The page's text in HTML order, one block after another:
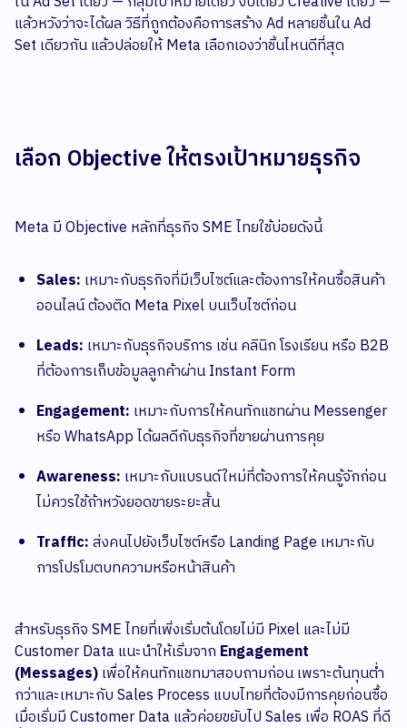
แล้วหวังว่าจะได้ผล วิธีที่ถูกต้องคือการสร้าง Ad หลายชิ้นใน Ad
Set เดียวกัน แล้วปล่อยให้ Meta เลือกเองว่าชิ้นไหนดีที่สุด
เลือก Objective ให้ตรงเป้าหมายธุรกิจ
Meta มี Objective หลักที่ธุรกิจ SME ไทยใช้บ่อยดังนี้
Sales: เหมาะกับธุรกิจที่มีเว็บไซต์และต้องการให้คนซื้อสินค้า
ออนไลน์ ต้องติด Meta Pixel บนเว็บไซต์ก่อน
Leads: เหมาะกับธุรกิจบริการ เช่น คลินิก โรงเรียน หรือ B2B
ที่ต้องการเก็บข้อมูลลูกค้าผ่าน Instant Form
Engagement: เหมาะกับการให้คนทักแชทผ่าน Messenger
หรือ WhatsApp ได้ผลดีกับธุรกิจที่ขายผ่านการคุย
Awareness: เหมาะกับแบรนด์ใหม่ที่ต้องการให้คนรู้จักก่อน
ไม่ควรใช้ถ้าหวังยอดขายระยะสั้น
Traffic:ส่งคนไปยังเว็บไซต์หรือ Landing Page เหมาะกับ
การโปรโมตบทความหรือหน้าสินค้า
สำหรับธุรกิจ SME ไทยที่เพิ่งเริ่มต้นโดยไม่มี Pixel และไม่มี
Customer Data แนะนำให้เริ่มจาก Engagement
(Messages)เพื่อให้คนทักแชทมาสอบถามก่อน เพราะต้นทุนต่ำ
กว่าและเหมาะกับ Sales Process แบบไทยที่ต้องมีการคุยก่อนซื้อ
เมื่อเริ่มมี Customer Data แล้วค่อยขยับไป Sales เพื่อ ROAS ที่ดี